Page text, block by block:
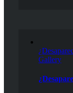
Gallery